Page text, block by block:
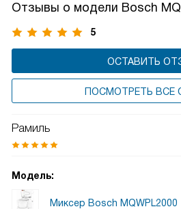
Отзывы о модели Bosch
5
ОСТАВИТЬ
ПОСМОТРЕТЬ ВСЕ
Рамиль
Модель:
Миксер Bosch MQWPL2000